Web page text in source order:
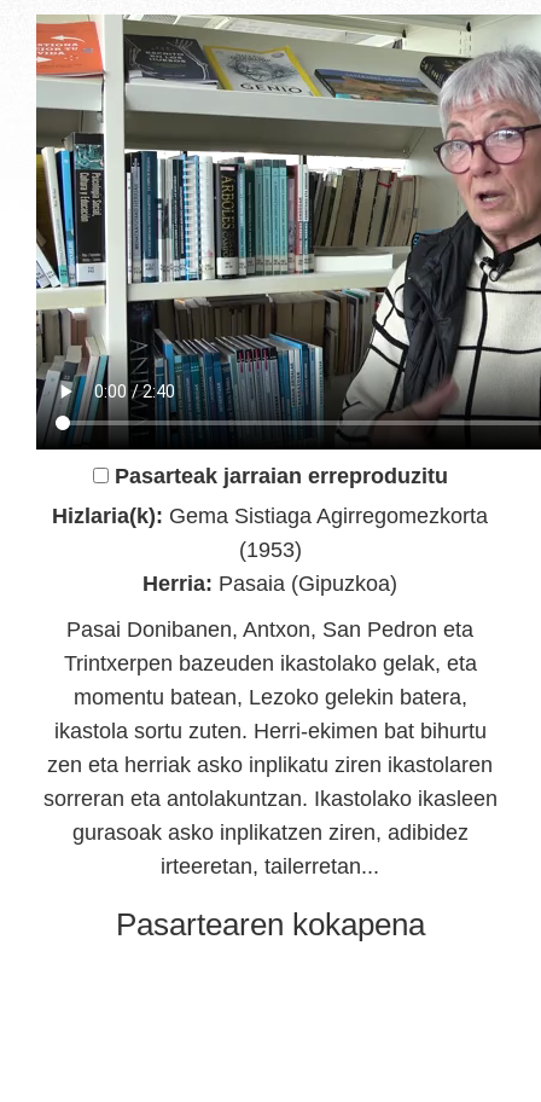
Pasarteak jarraian erreproduzitu
Hizlaria(k): Gema Sistiaga Agirregomezkorta
(1953)
Herria: Pasaia (Gipuzkoa)
Pasai Donibanen, Antxon, San Pedron eta
Trintxerpen bazeuden ikastolako gelak, eta
momentu batean, Lezoko gelekin batera,
ikastola sortu zuten. Herri-ekimen bat bihurtu
zen eta herriak asko inplikatu ziren ikastolaren
sorreran eta antolakuntzan. Ikastolako ikasleen
gurasoak asko inplikatzen ziren, adibidez
irteeretan, tailerretan...
Pasartearen kokapena